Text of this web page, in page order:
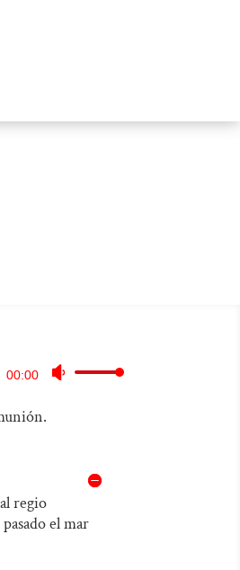
00:00
Utiliza
flecha
regio
el mar